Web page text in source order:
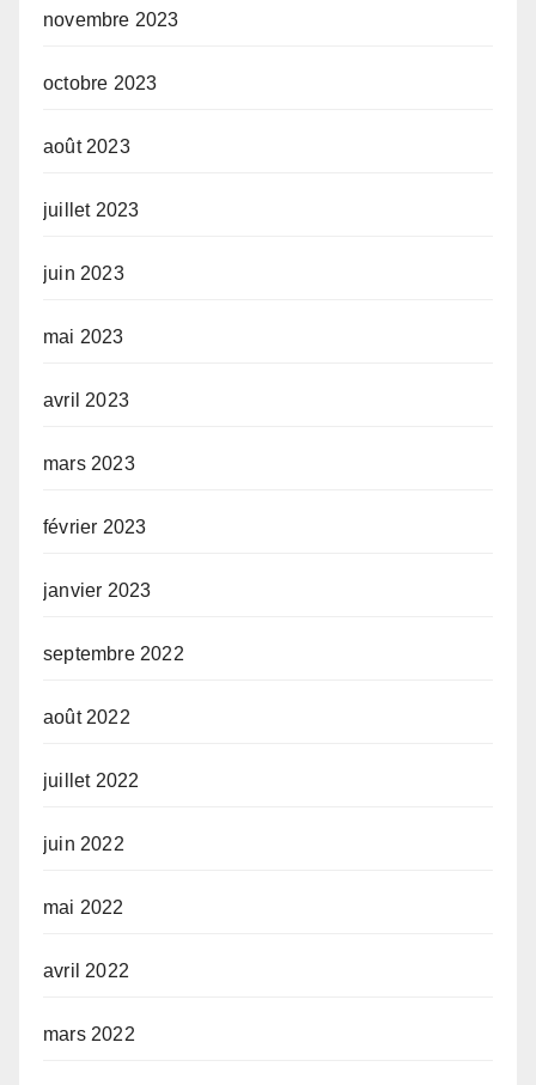
novembre 2023
octobre 2023
août 2023
juillet 2023
juin 2023
mai 2023
avril 2023
mars 2023
février 2023
janvier 2023
septembre 2022
août 2022
juillet 2022
juin 2022
mai 2022
avril 2022
mars 2022